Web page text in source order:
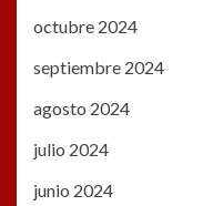
octubre 2024
septiembre 2024
agosto 2024
julio 2024
junio 2024